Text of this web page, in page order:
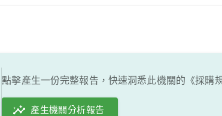
點擊產生一份完整報告，快速洞悉此機關的《採購
產生機關分析報告